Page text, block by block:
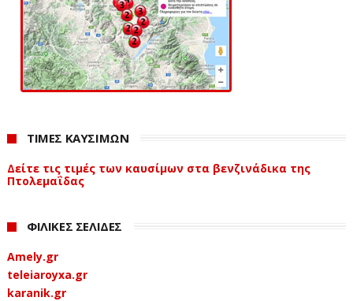
ΤΙΜΕΣ ΚΑΥΣΙΜΩΝ
Δείτε τις τιμές των καυσίμων στα βενζινάδικα της
Πτολεμαΐδας
ΦΙΛΙΚΕΣ ΣΕΛΙΔΕΣ
Amely.gr
teleiaroyxa.gr
karanik.gr